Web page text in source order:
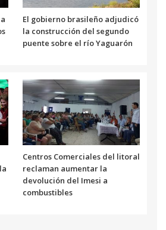
El gobierno brasileño adjudicó
la construcción del segundo
puente sobre el río Yaguarón
Centros Comerciales del litoral
reclaman aumentar la
devolución del Imesi a
combustibles